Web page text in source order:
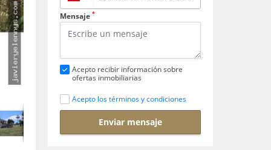
Mensaje *
Acepto recibir información sobre
ofertas inmobiliarias
Acepto los términos y condiciones
Enviar mensaje